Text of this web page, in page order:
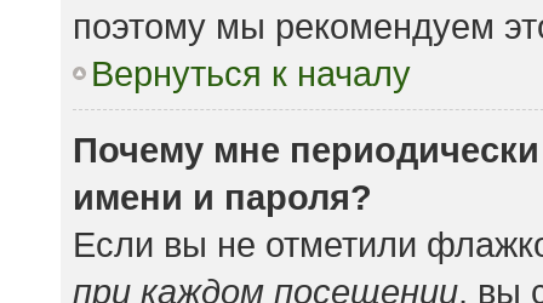
поэтому мы рекомендуем
Вернуться к началу
Почему мне
имени и пароля?
Если вы не отметили
при каждом посещении, вы